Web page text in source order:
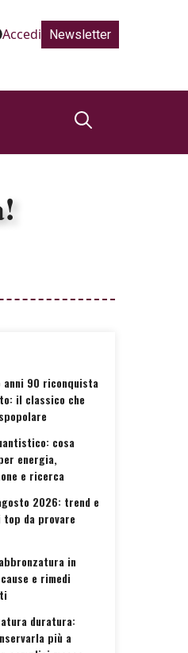
Accedi Newsletter
anni 90 riconquista
il classico che
cosa
energia,
e ricerca
2026: trend e
da provare
in
e rimedi
duratura:
più a